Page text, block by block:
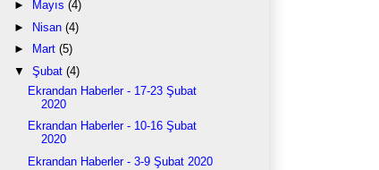
►
Mayıs (4)
► Nisan (4)
►
Mart (5)
▼ Şubat (4)
Ekrandan Haberler - 17-23 Şubat
2020
Ekrandan Haberler - 10-16 Şubat
2020
Ekrandan Haberler - 3-9 Şubat 2020